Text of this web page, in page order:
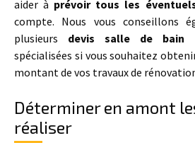
aider à prévoir tous les
compte. Nous vous conseillons
plusieurs devis salle de bain
spécialisées si vous souhaitez
montant de vos travaux de
Déterminer en amont
réaliser